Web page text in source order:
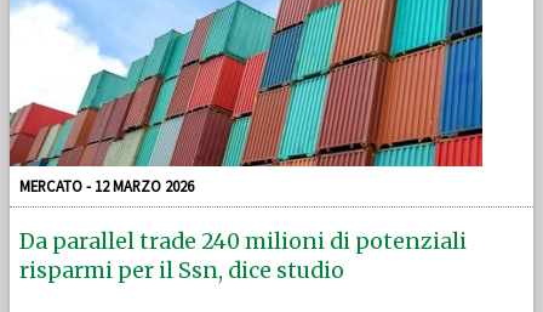
MERCATO - 12 MARZO 2026
Da parallel trade 240 milioni di potenziali
risparmi per il Ssn, dice studio